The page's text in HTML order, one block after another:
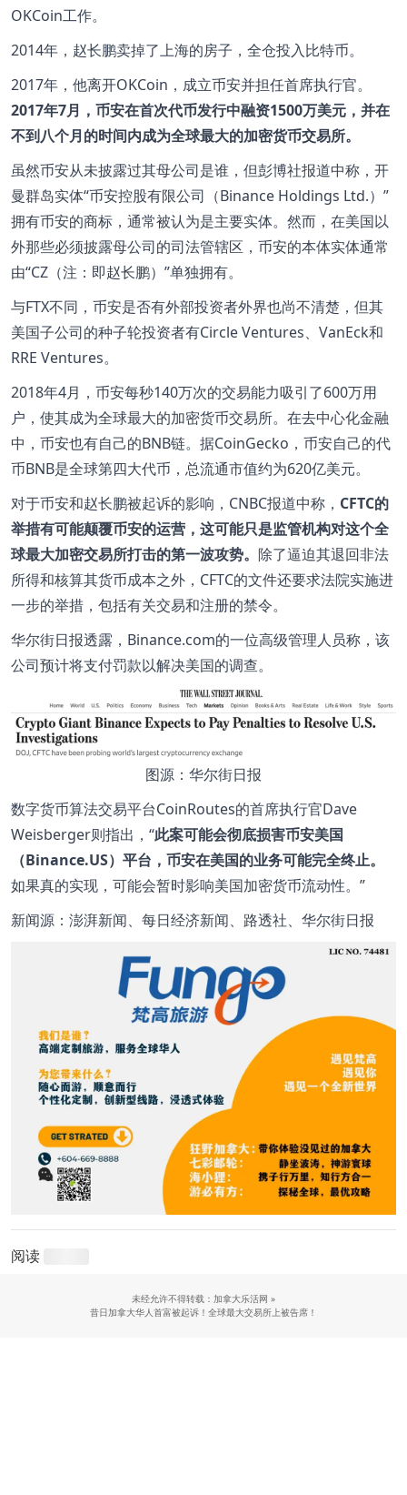
OKCoin工作。
2014年，赵长鹏卖掉了上海的房子，全仓投入比特币。
2017年，他离开OKCoin，成立币安并担任首席执行官。
2017年7月，币安在首次代币发行中融资1500万美元，并在
不到八个月的时间内成为全球最大的加密货币交易所。
虽然币安从未披露过其母公司是谁，但彭博社报道中称，开
曼群岛实体“币安控股有限公司（Binance Holdings Ltd.）”
拥有币安的商标，通常被认为是主要实体。然而，在美国以
外那些必须披露母公司的司法管辖区，币安的本体实体通常
由“CZ（注：即赵长鹏）”单独拥有。
与FTX不同，币安是否有外部投资者外界也尚不清楚，但其
美国子公司的种子轮投资者有Circle Ventures、VanEck和
RRE Ventures。
2018年4月，币安每秒140万次的交易能力吸引了600万用
户，使其成为全球最大的加密货币交易所。在去中心化金融
中，币安也有自己的BNB链。据CoinGecko，币安自己的代
币BNB是全球第四大代币，总流通市值约为620亿美元。
对于币安和赵长鹏被起诉的影响，CNBC报道中称， CFTC的
举措有可能颠覆币安的运营，这可能只是监管机构对这个全
球最大加密交易所打击的第一波攻势。 除了逼迫其退回非法
所得和核算其货币成本之外，CFTC的文件还要求法院实施进
一步的举措，包括有关交易和注册的禁令。
华尔街日报透露，Binance.com的一位高级管理人员称，该
公司预计将支付罚款以解决美国的调查。
图源：华尔街日报
数字货币算法交易平台CoinRoutes的首席执行官Dave
Weisberger则指出，“此案可能会彻底损害币安美国
（Binance.US）平台，币安在美国的业务可能完全终止。
如果真的实现，可能会暂时影响美国加密货币流动性。”
新闻源：澎湃新闻、每日经济新闻、路透社、华尔街日报
阅读
未经允许不得转载：加拿大乐活网 »
昔日加拿大华人首富被起诉！全球最大交易所上被告席！